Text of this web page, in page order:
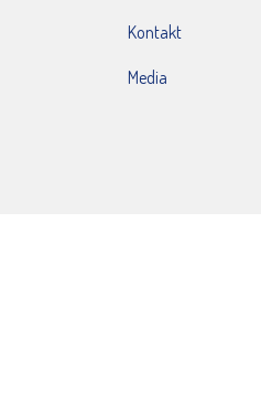
Kontakt
Media